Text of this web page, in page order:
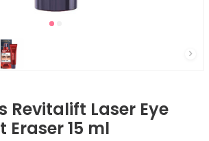
Revitalift Laser Eye
15 ml